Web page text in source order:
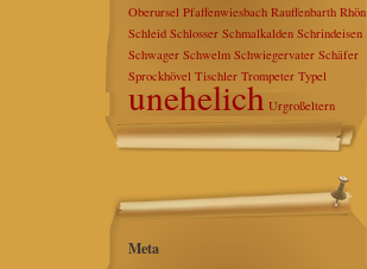
Oberursel Pfaffenwiesbach Rauffenbarth Rhön
Schleid Schlosser Schmalkalden Schrindeisen
Schwager Schwelm Schwiegervater Schäfer
Sprockhövel Tischler Trompeter Typel
unehelich Urgroßeltern
Meta